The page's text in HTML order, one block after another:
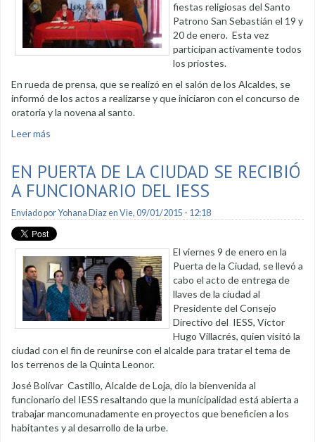
fiestas religiosas del Santo
Patrono San Sebastián el 19 y
20 de enero. Esta vez
participan activamente todos
los priostes.
En rueda de prensa, que se realizó en el salón de los Alcaldes, se
informó de los actos a realizarse y que iniciaron con el concurso de
oratoria y la novena al santo.
Leer más
EN PUERTA DE LA CIUDAD SE RECIBIÓ
A FUNCIONARIO DEL IESS
Enviado porYohana Diazen Vie, 09/01/2015 - 12:18
El viernes 9 de enero en la
Puerta de la Ciudad, se llevó a
cabo el acto de entrega de
llaves de la ciudad al
Presidente del Consejo
Directivo del IESS, Víctor
Hugo Villacrés, quien visitó la
ciudad con el fin de reunirse con el alcalde para tratar el tema de
los terrenos de la Quinta Leonor.
José Bolívar Castillo, Alcalde de Loja, dio la bienvenida al
funcionario del IESS resaltando que la municipalidad está abierta a
trabajar mancomunadamente en proyectos que beneficien a los
habitantes y al desarrollo de la urbe.